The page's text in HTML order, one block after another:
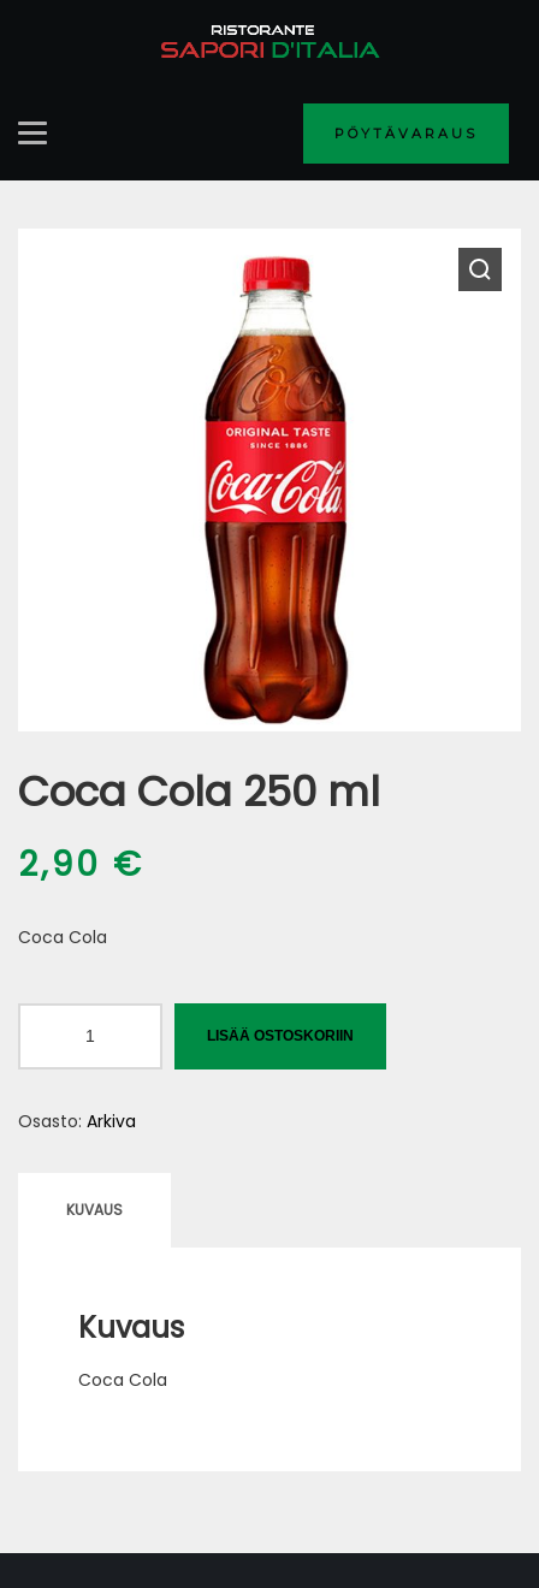
PÖYTÄVARAUS
Coca Cola 250 ml
2,90 €
Coca Cola
ml
LISÄÄ OSTOSKORIIN
Osasto: Arkiva
KUVAUS
Kuvaus
Coca Cola